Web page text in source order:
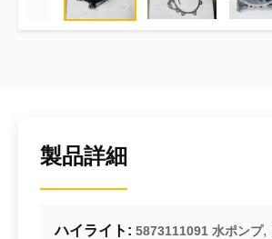
製品詳細
ハイライト: 5873111091 水ポンプ,